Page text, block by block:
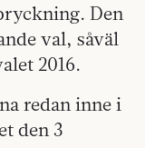
Den
val, såväl
2016.
redan inne i
den 3